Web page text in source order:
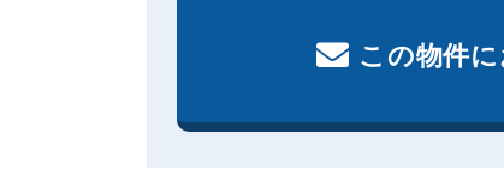
この物件